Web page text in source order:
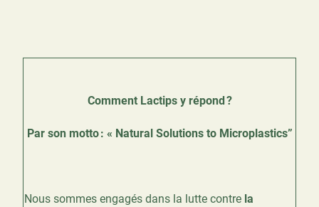
Comment Lactips y répond ?
Par son motto : « Natural Solutions to Microplastics”
Nous sommes engagés dans la lutte contre la